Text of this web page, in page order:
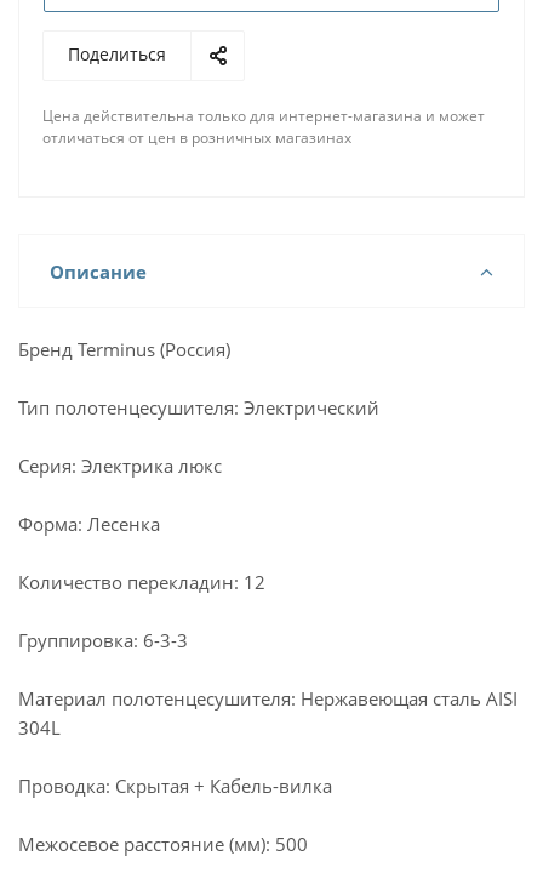
Поделиться
Цена действительна только для интернет-магазина и может
отличаться от цен в розничных магазинах
Описание
Бренд Terminus (Россия)
Тип полотенцесушителя: Электрический
Серия: Электрика люкс
Форма: Лесенка
Количество перекладин: 12
Группировка: 6-3-3
Материал полотенцесушителя: Нержавеющая сталь AISI
304L
Проводка: Скрытая + Кабель-вилка
Межосевое расстояние (мм): 500